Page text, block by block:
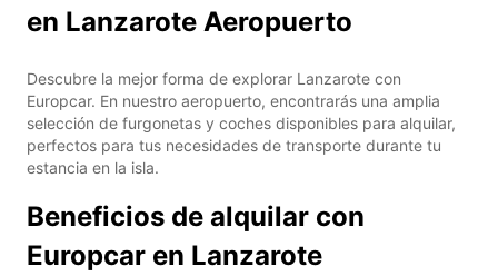
en Lanzarote Aeropuerto
Descubre la mejor forma de explorar Lanzarote con
Europcar. En nuestro aeropuerto, encontrarás una amplia
selección de furgonetas y coches disponibles para alquilar,
perfectos para tus necesidades de transporte durante tu
estancia en la isla.
Beneficios de alquilar con
Europcar en Lanzarote